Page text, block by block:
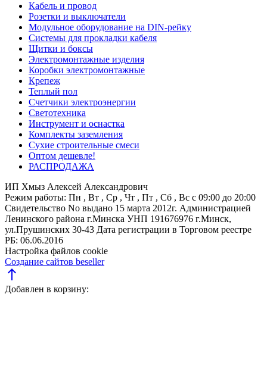
Кабель и провод
Розетки и выключатели
Модульное оборудование на DIN-рейку
Системы для прокладки кабеля
Щитки и боксы
Электромонтажные изделия
Коробки электромонтажные
Крепеж
Теплый пол
Счетчики электроэнергии
Светотехника
Инструмент и оснастка
Комплекты заземления
Сухие строительные смеси
Оптом дешевле!
РАСПРОДАЖА
ИП Хмыз Алексей Александрович
Режим работы: Пн , Вт , Ср , Чт , Пт , Сб , Вс c 09:00 до 20:00
Свидетельство No выдано 15 марта 2012г. Администрацией
Ленинского района г.Минска УНП 191676976 г.Минск,
ул.Прушинских 30-43 Дата регистрации в Торговом реестре
РБ: 06.06.2016
Настройка файлов cookie
Создание сайтов beseller
north
Добавлен в корзину: